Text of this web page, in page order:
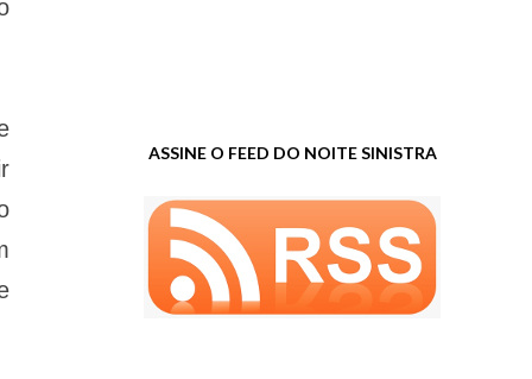
ASSINE O FEED DO NOITE SINISTRA